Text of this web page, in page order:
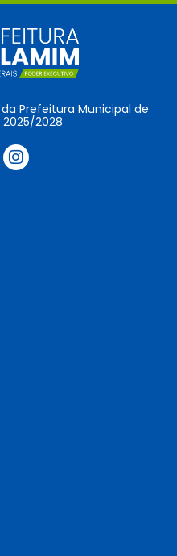
Prefeitura Municipal de
2025/2028